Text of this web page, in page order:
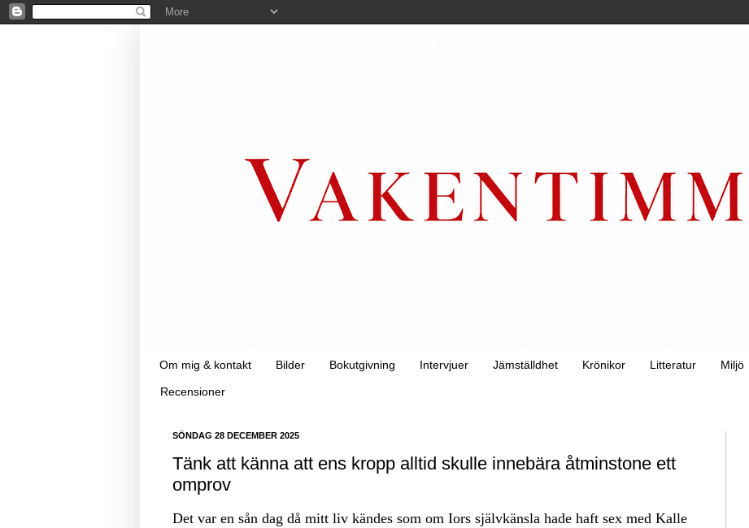
Om mig & kontakt Bilder Bokutgivning Intervjuer Jämställdhet Krönikor Litteratur Miljö
Recensioner
SÖNDAG 28 DECEMBER 2025
Tänk att känna att ens kropp alltid skulle innebära åtminstone ett
omprov
Det var en sån dag då mitt liv kändes som om Iors självkänsla hade haft sex med Kalle